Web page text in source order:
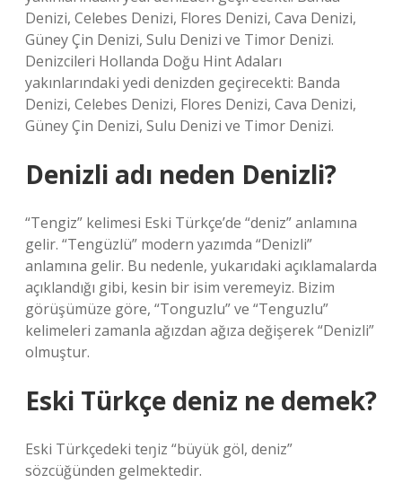
Denizi, Celebes Denizi, Flores Denizi, Cava Denizi,
Güney Çin Denizi, Sulu Denizi ve Timor Denizi.
Denizcileri Hollanda Doğu Hint Adaları
yakınlarındaki yedi denizden geçirecekti: Banda
Denizi, Celebes Denizi, Flores Denizi, Cava Denizi,
Güney Çin Denizi, Sulu Denizi ve Timor Denizi.
Denizli adı neden Denizli?
“Tengiz” kelimesi Eski Türkçe’de “deniz” anlamına
gelir. “Tengüzlü” modern yazımda “Denizli”
anlamına gelir. Bu nedenle, yukarıdaki açıklamalarda
açıklandığı gibi, kesin bir isim veremeyiz. Bizim
görüşümüze göre, “Tonguzlu” ve “Tenguzlu”
kelimeleri zamanla ağızdan ağıza değişerek “Denizli”
olmuştur.
Eski Türkçe deniz ne demek?
Eski Türkçedeki teŋiz “büyük göl, deniz”
sözcüğünden gelmektedir.